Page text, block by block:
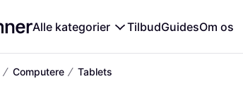
Alle kategorier TilbudGuidesOm os
∕ Computere ∕ Tablets